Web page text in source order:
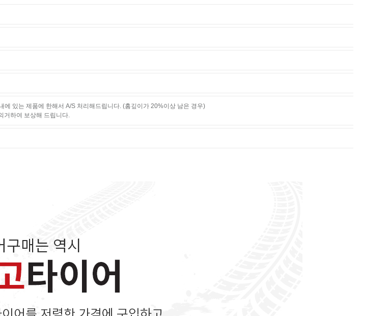
에 있는 제품에 한해서 A/S 처리해드립니다. (홈깊이가 20%이상 남은 경우)
거하여 보상해 드립니다.